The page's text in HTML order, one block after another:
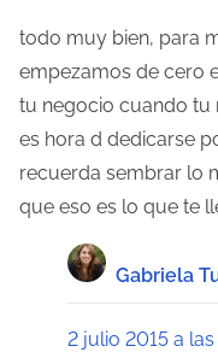
i
ó
n
d
e
todo muy bien, para
empezamos de cero
tu negocio cuando tu
es hora d dedicarse
recuerda sembrar lo
que eso es lo que te
Gabriela
2 julio 2015 a